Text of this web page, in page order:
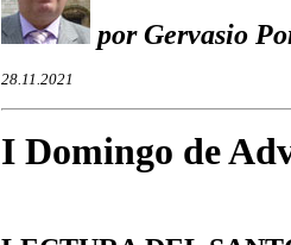
por Gervasio
28.11.2021
I Domingo de